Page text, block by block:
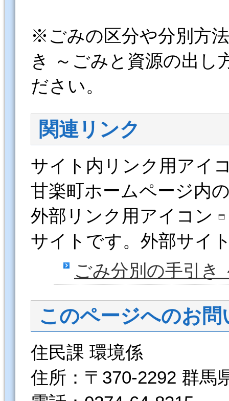
※ごみの区分や分別方
き ～ごみと資源の出し
ださい。
関連リンク
サイト内リンク用アイ
甘楽町ホームページ内
外部リンク用アイコン
サイトです。外部サイ
ごみ分別の手引き
このページへのお問
住民課 環境係
住所：〒370-2292 群馬